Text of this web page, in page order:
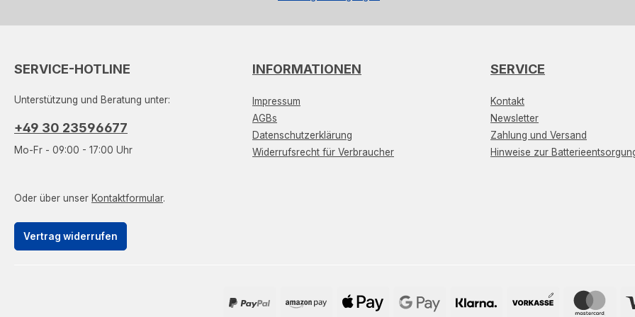
SERVICE-HOTLINE
Unterstützung und Beratung unter:
+49 30 23596677
Mo-Fr - 09:00 - 17:00 Uhr
Oder über unser Kontaktformular.
Vertrag widerrufen
INFORMATIONEN
Impressum
AGBs
Datenschutzerklärung
Widerrufsrecht für Verbraucher
SERVICE
Kontakt
Newsletter
Zahlung und Versand
Hinweise zur